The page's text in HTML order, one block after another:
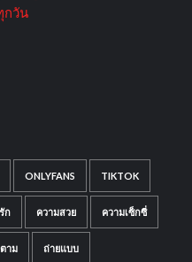
กวัน
ONLYFANS TIKTOK
ก ความสวย ความเซ็กซี่
าม ถ่ายแบบ